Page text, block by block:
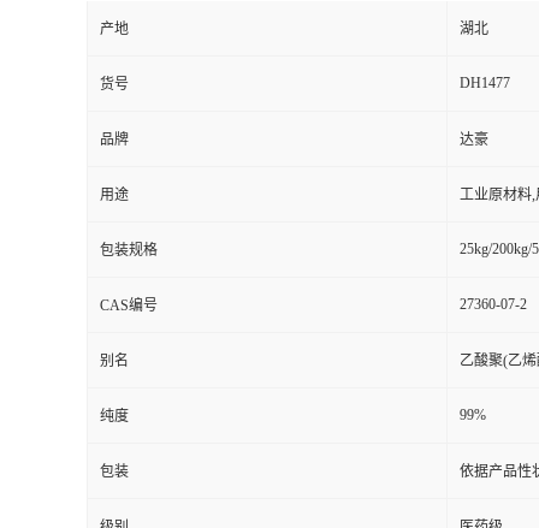
产地 湖北
货号 DH1477
品牌 达豪
用途 工业原材料
包装规格 25kg/200kg/
CAS编号 27360-07-2
别名 乙酸聚(乙
纯度 99%
包装 依据产品性